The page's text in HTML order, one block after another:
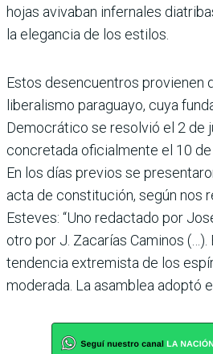
hojas avivaban infernales
la elegancia de los estilos.
Estos desencuentros provienen
liberalismo paraguayo, cuya
Democrático se resolvió el 2 de
concretada oficialmente el 10
En los días previos se
acta de constitución, según nos
Esteves: “Uno redactado por
otro por J. Zacarías Caminos
tendencia extremista de los
moderada. La asamblea adoptó